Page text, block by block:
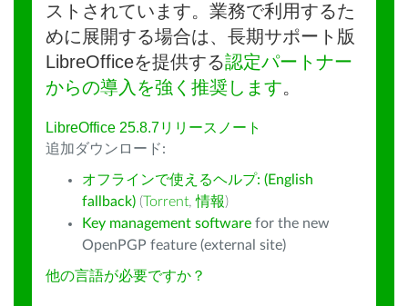
ストされています。業務で利用するた
めに展開する場合は、長期サポート版
LibreOfficeを提供する認定パートナー
からの導入を強く推奨します。
LibreOffice 25.8.7リリースノート
追加ダウンロード:
オフラインで使えるヘルプ: (English
fallback) (Torrent,情報)
Key management software for the new
OpenPGP feature (external site)
他の言語が必要ですか？